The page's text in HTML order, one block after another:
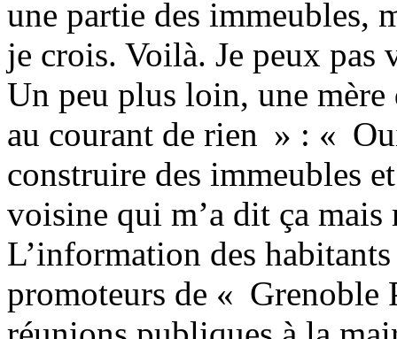
une partie des immeubles,
je crois. Voilà. Je peux pas
Un peu plus loin, une
au courant de rien » : «
construire des immeubles
voisine qui m’a dit ça
L’information des
promoteurs de « Grenoble